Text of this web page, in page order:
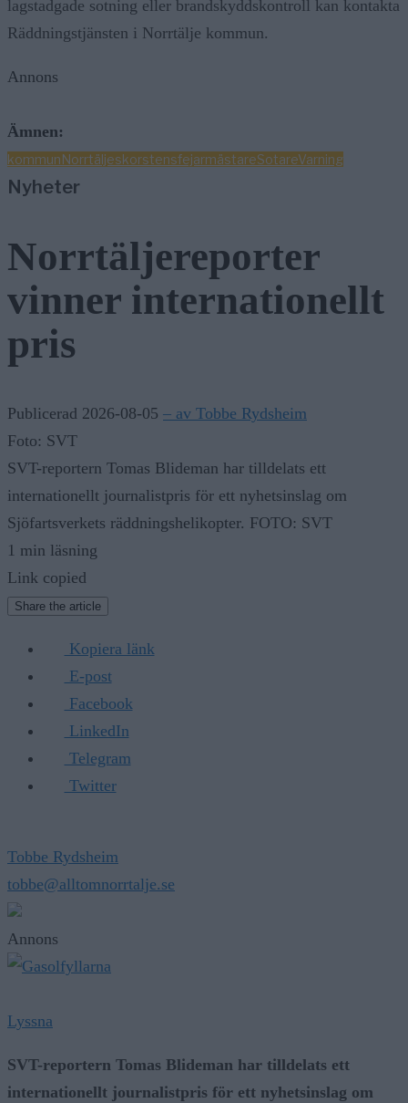
lagstadgade sotning eller brandskyddskontroll kan kontakta
Räddningstjänsten i Norrtälje kommun.
Annons
Ämnen:
kommunNorrtäljeskorstensfejarmästareSotareVarning
Nyheter
Norrtäljereporter
vinner internationellt
pris
Publicerad 2026-08-05 – av Tobbe Rydsheim
Foto: SVT
SVT-reportern Tomas Blideman har tilldelats ett
internationellt journalistpris för ett nyhetsinslag om
Sjöfartsverkets räddningshelikopter. FOTO: SVT
1 min läsning
Link copied
Share the article
Kopiera länk
E-post
Facebook
LinkedIn
Telegram
Twitter
Tobbe Rydsheim
tobbe@alltomnorrtalje.se
Annons
Lyssna
SVT-reportern Tomas Blideman har tilldelats ett
internationellt journalistpris för ett nyhetsinslag om